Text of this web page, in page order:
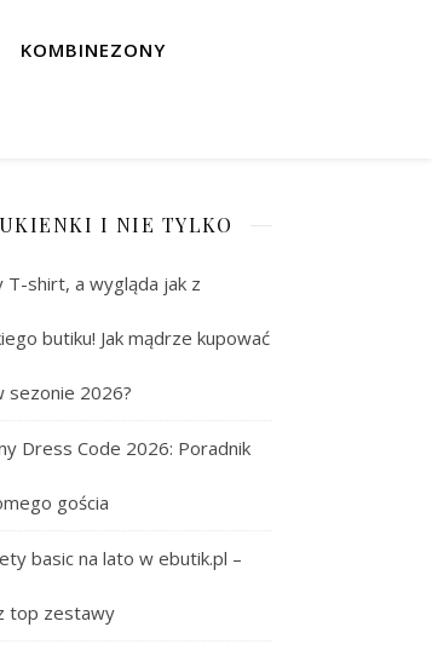
KOMBINEZONY
I NIE TYLKO
T-shirt, a wygląda jak z
butiku! Jak mądrze kupować
sezonie 2026?
Dress Code 2026: Poradnik
gościa
basic na lato w ebutik.pl –
top zestawy